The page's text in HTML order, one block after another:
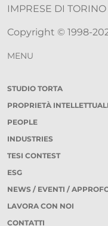
IMPRESE DI
Copyright © 1998-
MENU
STUDIO TORTA
PROPRIETÀ
PEOPLE
INDUSTRIES
TESI CONTEST
ESG
NEWS / EVENTI /
LAVORA CON NOI
CONTATTI